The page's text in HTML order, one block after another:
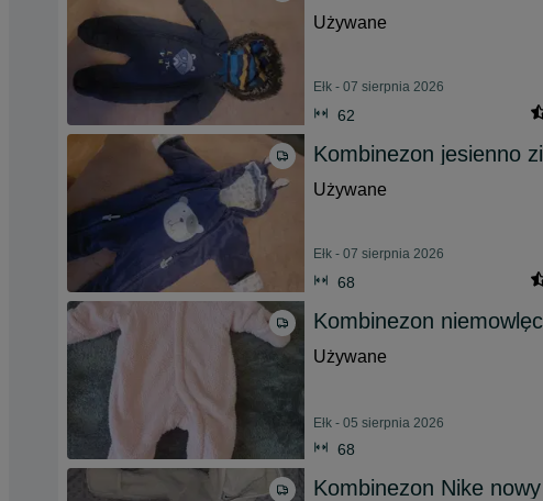
Używane
Ełk - 07 sierpnia 2026
62
Kombinezon jesienno
Używane
Ełk - 07 sierpnia 2026
68
Kombinezon
Używane
Ełk - 05 sierpnia 2026
68
Kombinezon Nike nowy